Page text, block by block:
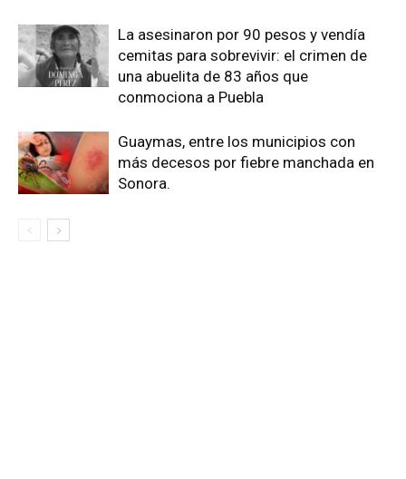
La asesinaron por 90 pesos y vendía
cemitas para sobrevivir: el crimen de
una abuelita de 83 años que
conmociona a Puebla
Guaymas, entre los municipios con
más decesos por fiebre manchada en
Sonora.